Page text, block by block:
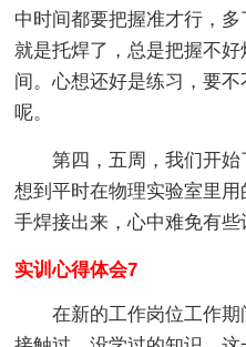
中时间都要把握准才行，
就是托焊了，总是把握不
间。心想还好是练习，要
呢。
第四，五周，我们开始
想到平时在物理实验室里
手焊接出来，心中难免有些
实训心得体会7
在新的工作岗位工作期